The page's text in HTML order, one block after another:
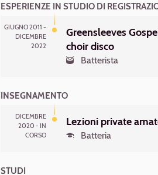
ESPERIENZE IN STUDIO DI
GIUGNO 2011 -
DICEMBRE
2022
Greensleeves
choir disco
Batterista
INSEGNAMENTO
DICEMBRE
2020 - IN
CORSO
Lezioni private
Batteria
STUDI